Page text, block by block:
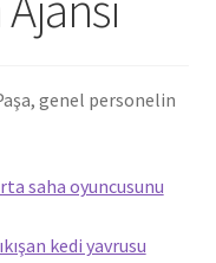
genel personelin
saha oyuncusunu
kedi yavrusu